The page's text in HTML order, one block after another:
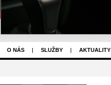
O NÁS SLUŽBY AKTUALITY